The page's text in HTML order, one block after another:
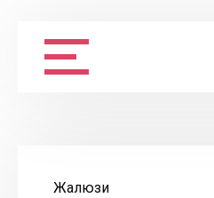
Жалюзи